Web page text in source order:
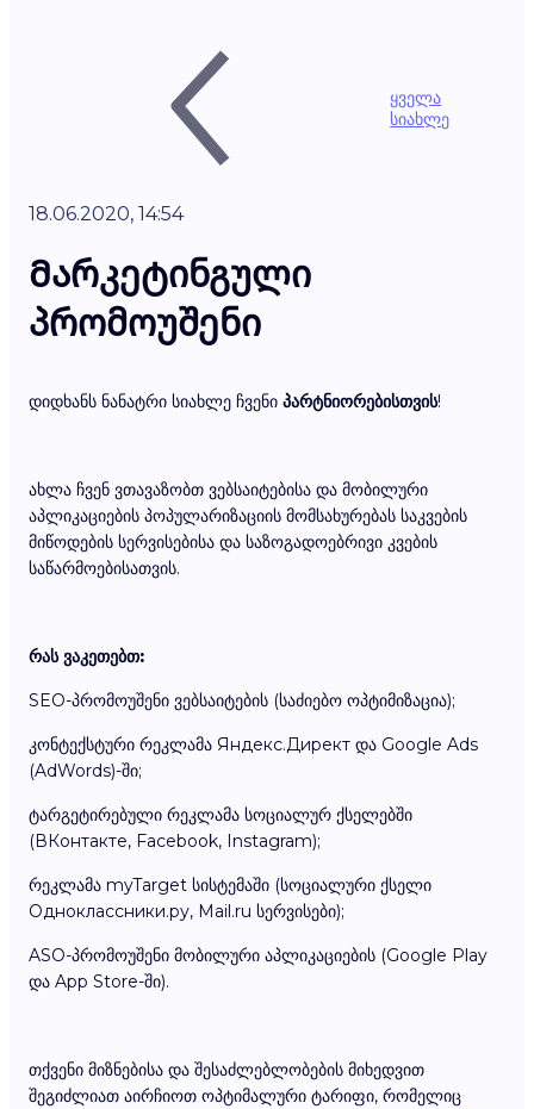
ყველა
სიახლე
18.06.2020, 14:54
Მარკეტინგული
პრომოუშენი
დიდხანს ნანატრი სიახლე ჩვენი პარტნიორებისთვის!
ახლა ჩვენ ვთავაზობთ ვებსაიტებისა და მობილური
აპლიკაციების პოპულარიზაციის მომსახურებას საკვების
მიწოდების სერვისებისა და საზოგადოებრივი კვების
საწარმოებისათვის.
რას ვაკეთებთ:
SEO-პრომოუშენი ვებსაიტების (საძიებო ოპტიმიზაცია);
კონტექსტური რეკლამა Яндекс.Директ და Google Ads
(AdWords)-ში;
ტარგეტირებული რეკლამა სოციალურ ქსელებში
(ВКонтакте, Facebook, Instagram);
რეკლამა myTarget სისტემაში (სოციალური ქსელი
Одноклассники.ру, Mail.ru სერვისები);
ASO-პრომოუშენი მობილური აპლიკაციების (Google Play
და App Store-ში).
თქვენი მიზნებისა და შესაძლებლობების მიხედვით
შეგიძლიათ აირჩიოთ ოპტიმალური ტარიფი, რომელიც